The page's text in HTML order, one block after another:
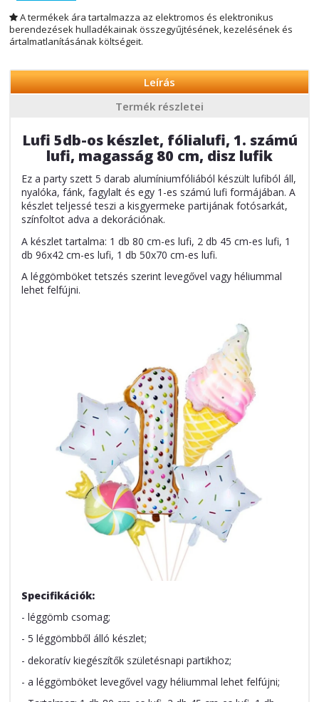
A termékek ára tartalmazza az elektromos és elektronikus
berendezések hulladékainak összegyűjtésének, kezelésének és
ártalmatlanításának költségeit.
Leírás
Termék részletei
Lufi 5db-os készlet, fólialufi, 1. számú
lufi, magasság 80 cm, disz lufik
Ez a party szett 5 darab alumíniumfóliából készült lufiból áll,
nyalóka, fánk, fagylalt és egy 1-es számú lufi formájában. A
készlet teljessé teszi a kisgyermeke partijának fotósarkát,
színfoltot adva a dekorációnak.
A készlet tartalma: 1 db 80 cm-es lufi, 2 db 45 cm-es lufi, 1
db 96x42 cm-es lufi, 1 db 50x70 cm-es lufi.
A léggömböket tetszés szerint levegővel vagy héliummal
lehet felfújni.
Specifikációk:
- léggömb csomag;
- 5 léggömbből álló készlet;
- dekoratív kiegészítők születésnapi partikhoz;
- a léggömböket levegővel vagy héliummal lehet felfújni;